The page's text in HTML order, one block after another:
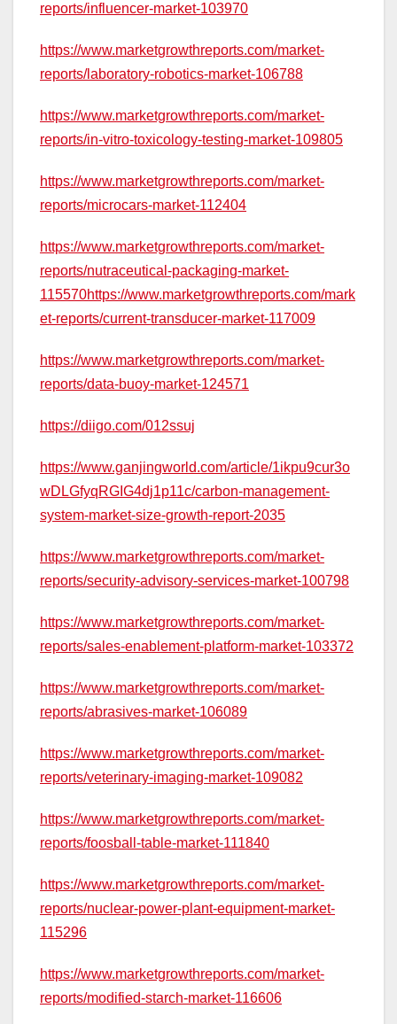
reports/influencer-market-103970
https://www.marketgrowthreports.com/market-
reports/laboratory-robotics-market-106788
https://www.marketgrowthreports.com/market-
reports/in-vitro-toxicology-testing-market-109805
https://www.marketgrowthreports.com/market-
reports/microcars-market-112404
https://www.marketgrowthreports.com/market-
reports/nutraceutical-packaging-market-
115570https://www.marketgrowthreports.com/mark
et-reports/current-transducer-market-117009
https://www.marketgrowthreports.com/market-
reports/data-buoy-market-124571
https://diigo.com/012ssuj
https://www.ganjingworld.com/article/1ikpu9cur3o
wDLGfyqRGIG4dj1p11c/carbon-management-
system-market-size-growth-report-2035
https://www.marketgrowthreports.com/market-
reports/security-advisory-services-market-100798
https://www.marketgrowthreports.com/market-
reports/sales-enablement-platform-market-103372
https://www.marketgrowthreports.com/market-
reports/abrasives-market-106089
https://www.marketgrowthreports.com/market-
reports/veterinary-imaging-market-109082
https://www.marketgrowthreports.com/market-
reports/foosball-table-market-111840
https://www.marketgrowthreports.com/market-
reports/nuclear-power-plant-equipment-market-
115296
https://www.marketgrowthreports.com/market-
reports/modified-starch-market-116606